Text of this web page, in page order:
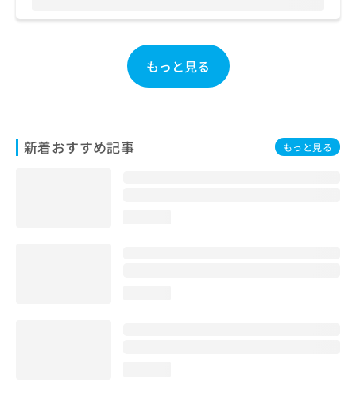
もっと見る
新着おすすめ記事 もっと見る
ち
ら